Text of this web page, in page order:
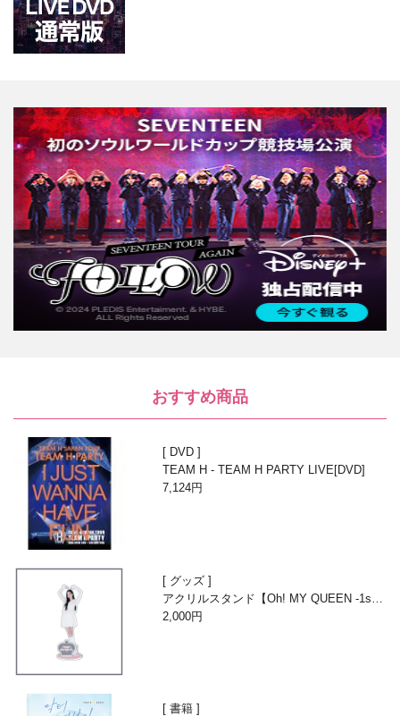
おすすめ商品
DVD
TEAM H - TEAM H PARTY LIVE[DVD]
7,124円
グッズ
アクリルスタンド【Oh! MY QUEEN -1st A
nniversary with Beans-】
2,000円
書籍